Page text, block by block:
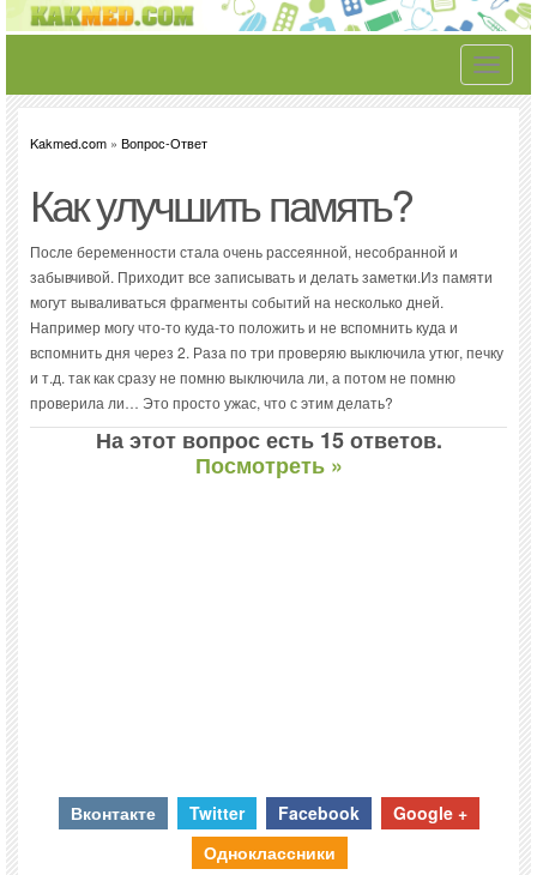
Toggle
Kakmed.com » Вопрос-Ответ
Как улучшить память?
После беременности стала очень рассеянной, несобранной и
забывчивой. Приходит все записывать и делать заметки.Из памяти
могут вываливаться фрагменты событий на несколько дней.
Например могу что-то куда-то положить и не вспомнить куда и
вспомнить дня через 2. Раза по три проверяю выключила утюг, печку
и т.д. так как сразу не помню выключила ли, а потом не помню
проверила ли… Это просто ужас, что с этим делать?
На этот вопрос есть 15 ответов.
Посмотреть »
Вконтакте Twitter Facebook
Google +
Одноклассники